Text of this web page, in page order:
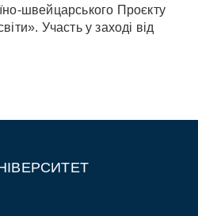
швейцарського Проєкту
Участь у заході від